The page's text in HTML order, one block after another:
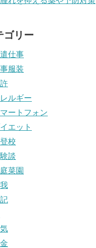
ゴリー
仕事
服装
ルギー
ートフォン
エット
校
談
菜園